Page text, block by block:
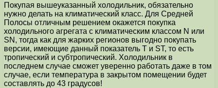
Покупая вышеуказанный холодильник, обязательно
нужно делать на климатический класс. Для Средней
Полосы отличным решением окажется покупка
холодильного агрегата с климатическим классом N или
SN, тогда как для жарких регионов выгодно покупать
версии, имеющие данный показатель T и ST, то есть
тропический и субтропический. Холодильник в
последнем случае сможет уверенно работать даже в том
случае, если температура в закрытом помещении будет
составлять до 43 градусов!